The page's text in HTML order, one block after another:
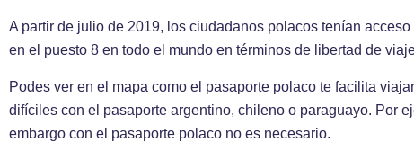
A partir de julio de 2019, los ciudadanos polacos tenían
en el puesto 8 en todo el mundo en términos de libertad de
Podes ver en el mapa como el pasaporte polaco te facilita
difíciles con el pasaporte argentino, chileno o paraguayo. Por
embargo con el pasaporte polaco no es necesario.